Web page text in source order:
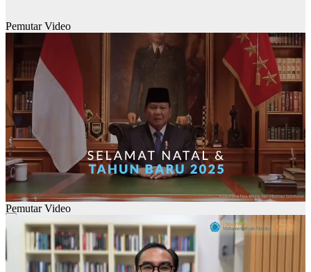
Pemutar Video
00:00
00:00
01:28
Pemutar Video